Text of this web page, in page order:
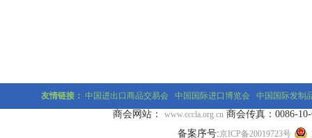
友情链接： 中国进出口商品交易会 中国国际进口博览会 中国国际发制
商会网站： www.cccla.org.cn 商会传真：0086-10-
备案序号:京ICP备20019723号